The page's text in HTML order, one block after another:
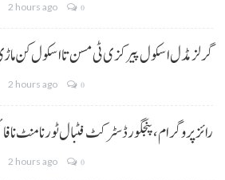
2 hours ago 0
گرلز مڈل اسکول پیرکزی ٹی مسن تا اسکول کن
2 hours ago 0
رائز پروگرام، پنجگور ڈسٹرکٹ فٹبال ٹورنامنٹ
2 hours ago 0